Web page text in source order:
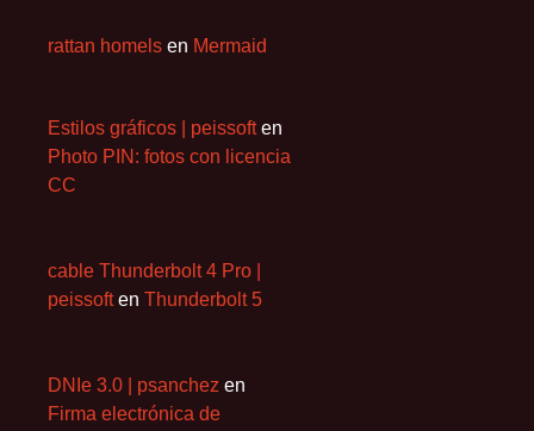
rattan homels en Mermaid
Estilos gráficos | peissoften
Photo PIN: fotos con licencia
CC
cable Thunderbolt 4 Pro |
peissoften Thunderbolt 5
DNIe 3.0 | psanchez en
Firma electrónica de